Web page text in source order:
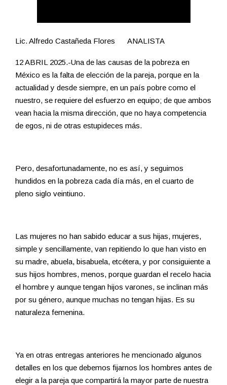
Lic. Alfredo Castañeda Flores ANALISTA
12 ABRIL 2025.-Una de las causas de la pobreza en
México es la falta de elección de la pareja, porque en la
actualidad y desde siempre, en un país pobre como el
nuestro, se requiere del esfuerzo en equipo; de que ambos
vean hacia la misma dirección, que no haya competencia
de egos, ni de otras estupideces más.
Pero, desafortunadamente, no es así, y seguimos
hundidos en la pobreza cada día más, en el cuarto de
pleno siglo veintiuno.
Las mujeres no han sabido educar a sus hijas, mujeres,
simple y sencillamente, van repitiendo lo que han visto en
su madre, abuela, bisabuela, etcétera, y por consiguiente a
sus hijos hombres, menos, porque guardan el recelo hacia
el hombre y aunque tengan hijos varones, se inclinan más
por su género, aunque muchas no tengan hijas. Es su
naturaleza femenina.
Ya en otras entregas anteriores he mencionado algunos
detalles en los que debemos fijarnos los hombres antes de
elegir a la pareja que compartirá la mayor parte de nuestra